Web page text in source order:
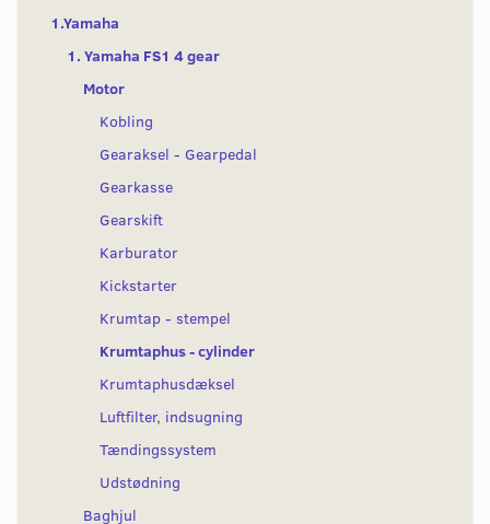
1.Yamaha
1. Yamaha FS1 4 gear
Motor
Kobling
Gearaksel - Gearpedal
Gearkasse
Gearskift
Karburator
Kickstarter
Krumtap - stempel
Krumtaphus - cylinder
Krumtaphusdæksel
Luftfilter, indsugning
Tændingssystem
Udstødning
Baghjul